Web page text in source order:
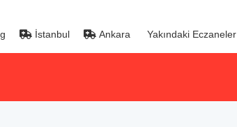
İstanbul Ankara Yakındaki Eczaneler